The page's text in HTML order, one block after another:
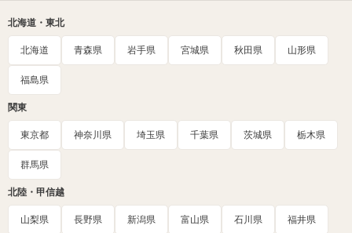
北海道・東北
北海道 青森県 岩手県 宮城県 秋田県 山形県
福島県
関東
東京都 神奈川県 埼玉県 千葉県 茨城県 栃木県
群馬県
北陸・甲信越
山梨県 長野県 新潟県 富山県 石川県 福井県